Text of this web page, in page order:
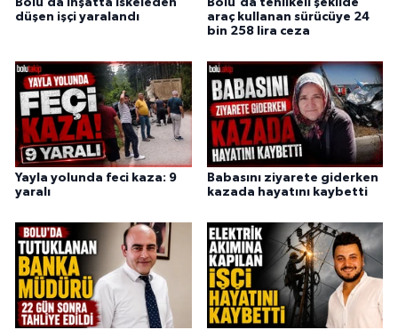
Bolu’da inşatta iskeleden
düşen işçi yaralandı
Bolu'da tehlikeli şekilde
araç kullanan sürücüye 24
bin 258 lira ceza
Yayla yolunda feci kaza: 9
yaralı
Babasını ziyarete giderken
kazada hayatını kaybetti